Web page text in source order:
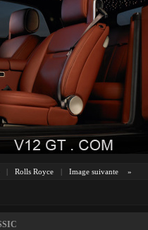
| Rolls Royce | Image suivante »